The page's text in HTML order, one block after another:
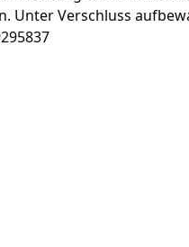
Unter Verschluss